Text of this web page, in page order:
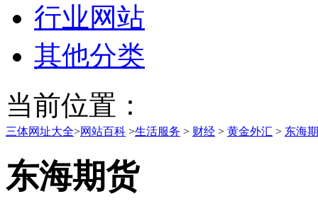
行业网站
其他分类
当前位置：
三体网址大全>网站百科 >生活服务 > 财经 > 黄金外汇 > 东海
东海期货